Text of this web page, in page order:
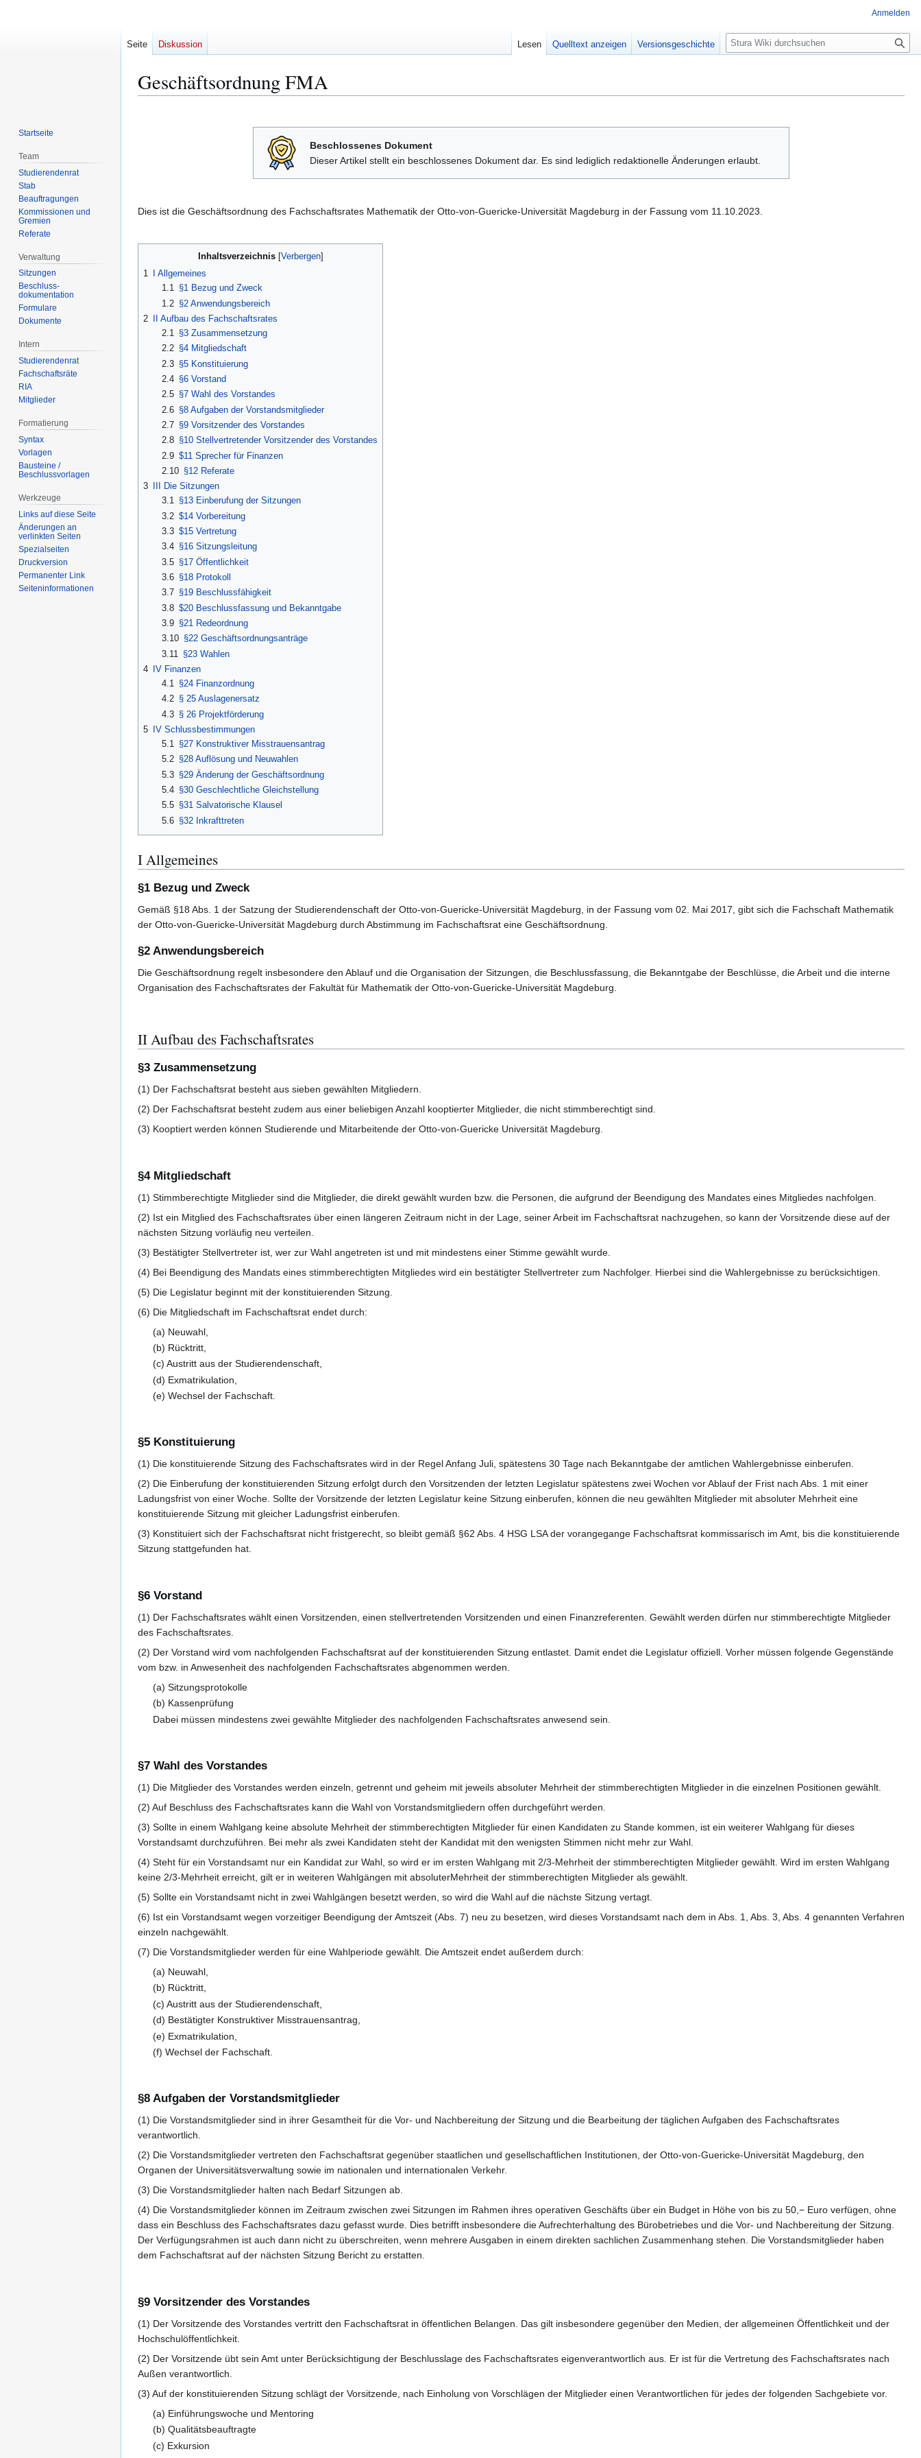
Geschäftsordnung FMA
Beschlossenes Dokument
Dieser Artikel stellt ein beschlossenes Dokument dar. Es sind lediglich redaktionelle Änderungen erlaubt.
Dies ist die Geschäftsordnung des Fachschaftsrates Mathematik der Otto-von-Guericke-Universität Magdeburg in der Fassung vom 11.10.2023.
Inhaltsverzeichnis
1
I Allgemeines
1.1 §1 Bezug und Zweck
1.2 §2 Anwendungsbereich
2
II Aufbau des Fachschaftsrates
2.1 §3 Zusammensetzung
2.2 §4 Mitgliedschaft
2.3 §5 Konstituierung
2.4 §6 Vorstand
2.5 §7 Wahl des Vorstandes
2.6 §8 Aufgaben der Vorstandsmitglieder
2.7 §9 Vorsitzender des Vorstandes
2.8 §10 Stellvertretender Vorsitzender des Vorstandes
2.9 $11 Sprecher für Finanzen
2.10 §12 Referate
3
III Die Sitzungen
3.1 §13 Einberufung der Sitzungen
3.2 $14 Vorbereitung
3.3 $15 Vertretung
3.4 §16 Sitzungsleitung
3.5 §17 Öffentlichkeit
3.6 §18 Protokoll
3.7 §19 Beschlussfähigkeit
3.8 $20 Beschlussfassung und Bekanntgabe
3.9 §21 Redeordnung
3.10 §22 Geschäftsordnungsanträge
3.11
§23 Wahlen
4
IV Finanzen
4.1
§24 Finanzordnung
4.2 § 25 Auslagenersatz
4.3 § 26 Projektförderung
5
IV Schlussbestimmungen
5.1
§27 Konstruktiver Misstrauensantrag
5.2 §28 Auflösung und Neuwahlen
5.3 §29 Änderung der Geschäftsordnung
5.4 §30 Geschlechtliche Gleichstellung
5.5 §31 Salvatorische Klausel
5.6 §32 Inkrafttreten
I Allgemeines
§1 Bezug und Zweck
Gemäß §18 Abs. 1 der Satzung der Studierendenschaft der Otto-von-Guericke-Universität Magdeburg, in der Fassung vom 02. Mai 2017, gibt sich die Fachschaft Mathematik
der Otto-von-Guericke-Universität Magdeburg durch Abstimmung im Fachschaftsrat eine Geschäftsordnung.
§2 Anwendungsbereich
Die Geschäftsordnung regelt insbesondere den Ablauf und die Organisation der Sitzungen, die Beschlussfassung, die Bekanntgabe der Beschlüsse, die Arbeit und die interne
Organisation des Fachschaftsrates der Fakultät für Mathematik der Otto-von-Guericke-Universität Magdeburg.
II Aufbau des Fachschaftsrates
§3 Zusammensetzung
(1) Der Fachschaftsrat besteht aus sieben gewählten Mitgliedern.
(2) Der Fachschaftsrat besteht zudem aus einer beliebigen Anzahl kooptierter Mitglieder, die nicht stimmberechtigt sind.
(3) Kooptiert werden können Studierende und Mitarbeitende der Otto-von-Guericke Universität Magdeburg.
§4 Mitgliedschaft
(1) Stimmberechtigte Mitglieder sind die Mitglieder, die direkt gewählt wurden bzw. die Personen, die aufgrund der Beendigung des Mandates eines Mitgliedes nachfolgen.
(2) Ist ein Mitglied des Fachschaftsrates über einen längeren Zeitraum nicht in der Lage, seiner Arbeit im Fachschaftsrat nachzugehen, so kann der Vorsitzende diese auf der
nächsten Sitzung vorläufig neu verteilen.
(3) Bestätigter Stellvertreter ist, wer zur Wahl angetreten ist und mit mindestens einer Stimme gewählt wurde.
(4) Bei Beendigung des Mandats eines stimmberechtigten Mitgliedes wird ein bestätigter Stellvertreter zum Nachfolger. Hierbei sind die Wahlergebnisse zu berücksichtigen.
(5) Die Legislatur beginnt mit der konstituierenden Sitzung.
(6) Die Mitgliedschaft im Fachschaftsrat endet durch:
(a) Neuwahl,
(b) Rücktritt,
(c) Austritt aus der Studierendenschaft,
(d) Exmatrikulation,
(e) Wechsel der Fachschaft.
§5 Konstituierung
(1) Die konstituierende Sitzung des Fachschaftsrates wird in der Regel Anfang Juli, spätestens 30 Tage nach Bekanntgabe der amtlichen Wahlergebnisse einberufen.
(2) Die Einberufung der konstituierenden Sitzung erfolgt durch den Vorsitzenden der letzten Legislatur spätestens zwei Wochen vor Ablauf der Frist nach Abs. 1 mit einer
Ladungsfrist von einer Woche. Sollte der Vorsitzende der letzten Legislatur keine Sitzung einberufen, können die neu gewählten Mitglieder mit absoluter Mehrheit eine
konstituierende Sitzung mit gleicher Ladungsfrist einberufen.
(3) Konstituiert sich der Fachschaftsrat nicht fristgerecht, so bleibt gemäß §62 Abs. 4 HSG LSA der vorangegange Fachschaftsrat kommissarisch im Amt, bis die konstituierende
Sitzung stattgefunden hat.
§6 Vorstand
(1) Der Fachschaftsrates wählt einen Vorsitzenden, einen stellvertretenden Vorsitzenden und einen Finanzreferenten. Gewählt werden dürfen nur stimmberechtigte Mitglieder
des Fachschaftsrates.
(2) Der Vorstand wird vom nachfolgenden Fachschaftsrat auf der konstituierenden Sitzung entlastet. Damit endet die Legislatur offiziell. Vorher müssen folgende Gegenstände
vom bzw. in Anwesenheit des nachfolgenden Fachschaftsrates abgenommen werden.
(a) Sitzungsprotokolle
(b) Kassenprüfung
Dabei müssen mindestens zwei gewählte Mitglieder des nachfolgenden Fachschaftsrates anwesend sein.
§7 Wahl des Vorstandes
(1) Die Mitglieder des Vorstandes werden einzeln, getrennt und geheim mit jeweils absoluter Mehrheit der stimmberechtigten Mitglieder in die einzelnen Positionen gewählt.
(2) Auf Beschluss des Fachschaftsrates kann die Wahl von Vorstandsmitgliedern offen durchgeführt werden.
(3) Sollte in einem Wahlgang keine absolute Mehrheit der stimmberechtigten Mitglieder für einen Kandidaten zu Stande kommen, ist ein weiterer Wahlgang für dieses
Vorstandsamt durchzuführen. Bei mehr als zwei Kandidaten steht der Kandidat mit den wenigsten Stimmen nicht mehr zur Wahl.
(4) Steht für ein Vorstandsamt nur ein Kandidat zur Wahl, so wird er im ersten Wahlgang mit 2/3-Mehrheit der stimmberechtigten Mitglieder gewählt. Wird im ersten Wahlgang
keine 2/3-Mehrheit erreicht, gilt er in weiteren Wahlgängen mit absoluterMehrheit der stimmberechtigten Mitglieder als gewählt.
(5) Sollte ein Vorstandsamt nicht in zwei Wahlgängen besetzt werden, so wird die Wahl auf die nächste Sitzung vertagt.
(6) Ist ein Vorstandsamt wegen vorzeitiger Beendigung der Amtszeit (Abs. 7) neu zu besetzen, wird dieses Vorstandsamt nach dem in Abs. 1, Abs. 3, Abs. 4 genannten Verfahren
einzeln nachgewählt.
(7) Die Vorstandsmitglieder werden für eine Wahlperiode gewählt. Die Amtszeit endet außerdem durch:
(a) Neuwahl,
(b) Rücktritt,
(c) Austritt aus der Studierendenschaft,
(d) Bestätigter Konstruktiver Misstrauensantrag,
(e) Exmatrikulation,
(f) Wechsel der Fachschaft.
§8 Aufgaben der Vorstandsmitglieder
(1) Die Vorstandsmitglieder sind in ihrer Gesamtheit für die Vor- und Nachbereitung der Sitzung und die Bearbeitung der täglichen Aufgaben des Fachschaftsrates
verantwortlich.
(2) Die Vorstandsmitglieder vertreten den Fachschaftsrat gegenüber staatlichen und gesellschaftlichen Institutionen, der Otto-von-Guericke-Universität Magdeburg, den
Organen der Universitätsverwaltung sowie im nationalen und internationalen Verkehr.
(3) Die Vorstandsmitglieder halten nach Bedarf Sitzungen ab.
(4) Die Vorstandsmitglieder können im Zeitraum zwischen zwei Sitzungen im Rahmen ihres operativen Geschäfts über ein Budget in Höhe von bis zu 50,− Euro verfügen, ohne
dass ein Beschluss des Fachschaftsrates dazu gefasst wurde. Dies betrifft insbesondere die Aufrechterhaltung des Bürobetriebes und die Vor- und Nachbereitung der Sitzung.
Der Verfügungsrahmen ist auch dann nicht zu überschreiten, wenn mehrere Ausgaben in einem direkten sachlichen Zusammenhang stehen. Die Vorstandsmitglieder haben
dem Fachschaftsrat auf der nächsten Sitzung Bericht zu erstatten.
§9 Vorsitzender des Vorstandes
(1) Der Vorsitzende des Vorstandes vertritt den Fachschaftsrat in öffentlichen Belangen. Das gilt insbesondere gegenüber den Medien, der allgemeinen Öffentlichkeit und der
Hochschulöffentlichkeit.
(2) Der Vorsitzende übt sein Amt unter Berücksichtigung der Beschlusslage des Fachschaftsrates eigenverantwortlich aus. Er ist für die Vertretung des Fachschaftsrates nach
Außen verantwortlich.
(3) Auf der konstituierenden Sitzung schlägt der Vorsitzende, nach Einholung von Vorschlägen der Mitglieder einen Verantwortlichen für jedes der folgenden Sachgebiete vor.
(a) Einführungswoche und Mentoring
(b) Qualitätsbeauftragte
(c) Exkursion
Anmelden
Seite Diskussion Lesen Quelltext anzeigen Versionsgeschichte
S
u
e
Startseite
Team
Studierendenrat
Stab
Beauftragungen
Kommissionen und
Gremien
Referate
Verwaltung
Sitzungen
Beschluss-
dokumentation
Formulare
Dokumente
Intern
Studierendenrat
Fachschaftsräte
RIA
Mitglieder
Formatierung
Syntax
Vorlagen
Bausteine /
Beschlussvorlagen
Werkzeuge
Links auf diese Seite
Änderungen an
verlinkten Seiten
Spezialseiten
Druckversion
Permanenter Link
Seiten­­informationen